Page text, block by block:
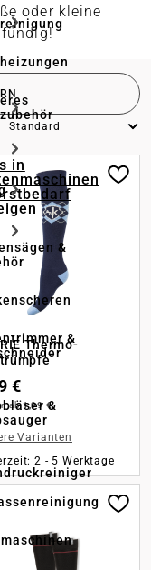
in
&
&
&
oder kleine
Thermo-
€
ab1,99 €
Varianten
2 - 5 Werktage